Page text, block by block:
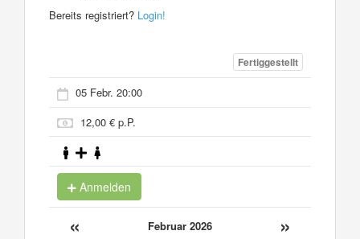
Bereits registriert? Login!
Fertiggestellt
05 Febr. 20:00
12,00 € p.P.
Anmelden
« Februar 2026 »